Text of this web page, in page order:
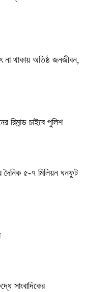
না থাকায় অতিষ্ঠ জনজীবন,
রিমান্ড চাইবে পুলিশ
দৈনিক ৫-৭ মিলিয়ন ঘনফুট
সাংবাদিকের